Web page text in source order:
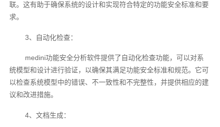
联。这有助于确保系统的设计和实现符合特定的功能安全标准和要
求。
3、自动化检查：
medini功能安全分析软件提供了自动化检查功能，可以对系
统模型和设计进行验证，以确保其满足功能安全标准和规范。它可
以检查系统模型中的错误、不一致性和不完整性，并提供相应的建
议和改进措施。
4、文档生成：